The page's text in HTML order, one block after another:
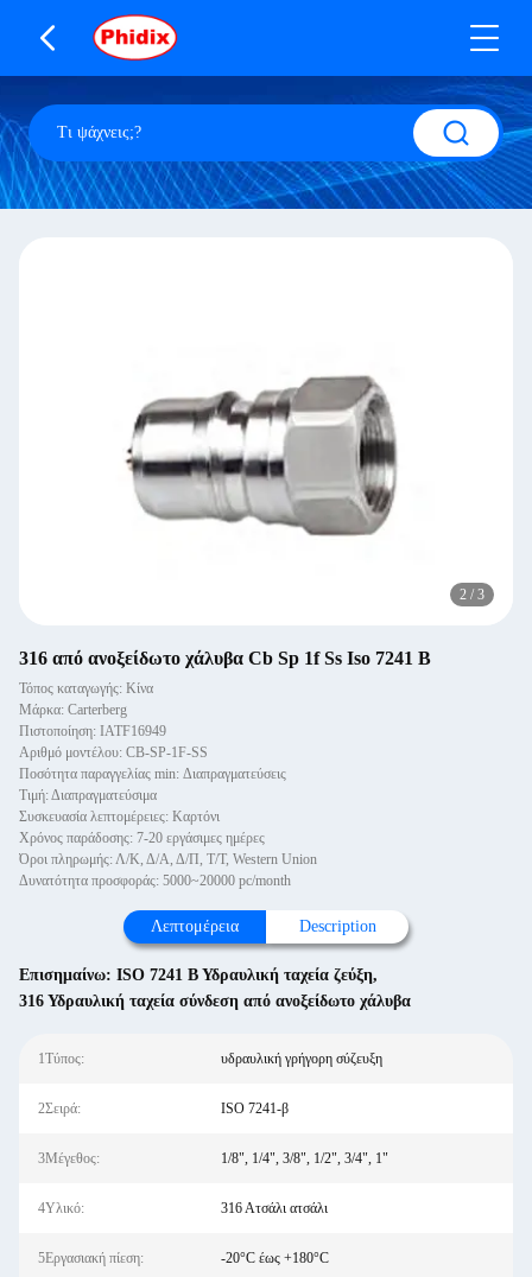
2 / 3
316 από ανοξείδωτο χάλυβα Cb Sp 1f Ss Iso 7241 B
Τόπος καταγωγής: Κίνα
Μάρκα: Carterberg
Πιστοποίηση: IATF16949
Αριθμό μοντέλου: CB-SP-1F-SS
Ποσότητα παραγγελίας min: Διαπραγματεύσεις
Τιμή: Διαπραγματεύσιμα
Συσκευασία λεπτομέρειες: Καρτόνι
Χρόνος παράδοσης: 7-20 εργάσιμες ημέρες
Όροι πληρωμής: Λ/Κ, Δ/Α, Δ/Π, Τ/Τ, Western Union
Δυνατότητα προσφοράς: 5000~20000 pc/month
Λεπτομέρεια Description
Επισημαίνω: ISO 7241 Β Υδραυλική ταχεία ζεύξη,
316 Υδραυλική ταχεία σύνδεση από ανοξείδωτο χάλυβα
1Τύπος: υδραυλική γρήγορη σύζευξη
2Σειρά: ISO 7241-β
3Μέγεθος: 1/8", 1/4", 3/8", 1/2", 3/4", 1"
4Υλικό: 316 Ατσάλι ατσάλι
5Εργασιακή πίεση: -20°C έως +180°C